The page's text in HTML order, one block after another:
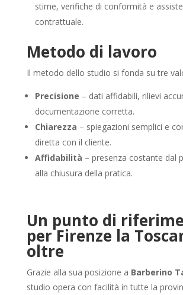
stime, verifiche di conformità e
contrattuale.
Metodo di lavoro
Il metodo dello studio si fonda su tre
Precisione – dati affidabili, rilievi
documentazione corretta.
Chiarezza – spiegazioni semplici e
diretta con il cliente.
Affidabilità – presenza costante dal
alla chiusura della pratica.
Un punto di
per Firenze la
oltre
Grazie alla sua posizione a Barberino
studio opera con facilità in tutte la